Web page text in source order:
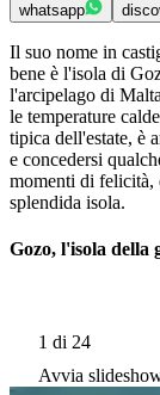
whatsapp
Il suo nome in
bene è l'isola di
l'arcipelago di
le temperature
tipica dell'estate, è
e concedersi
momenti di felicità,
splendida isola.
Gozo, l'isola della
1 di 24
Avvia